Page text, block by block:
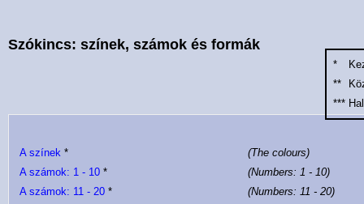
Szókincs: színek, számok és formák
A színek *
(The colours)
A számok: 1 - 10 *
(Numbers: 1 - 10)
A számok: 11 - 20 *
(Numbers: 11 - 20)
*
**
***